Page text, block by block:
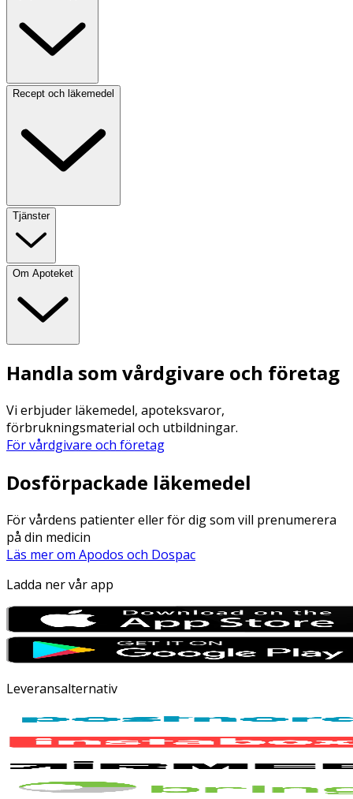
Recept och läkemedel
Tjänster
Om Apoteket
Handla som vårdgivare och företag
Vi erbjuder läkemedel, apoteksvaror,
förbrukningsmaterial och utbildningar.
För vårdgivare och företag
Dosförpackade läkemedel
För vårdens patienter eller för dig som vill prenumerera
på din medicin
Läs mer om Apodos och Dospac
Ladda ner vår app
Leveransalternativ